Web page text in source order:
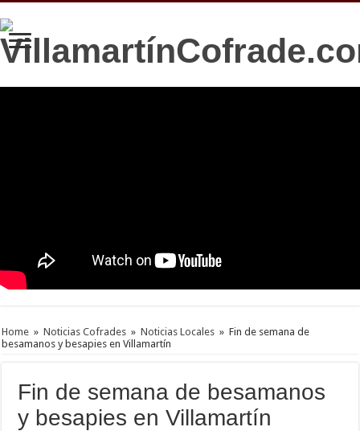
Home » Noticias Cofrades » Noticias Locales » Fin de semana de
besamanos y besapies en Villamartín
Fin de semana de besamanos
y besapies en Villamartín